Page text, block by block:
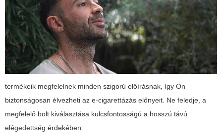
termékeik megfelelnek minden szigorú előírásnak, így Ön
biztonságosan élvezheti az e-cigarettázás előnyeit. Ne feledje, a
megfelelő bolt kiválasztása kulcsfontosságú a hosszú távú
elégedettség érdekében.